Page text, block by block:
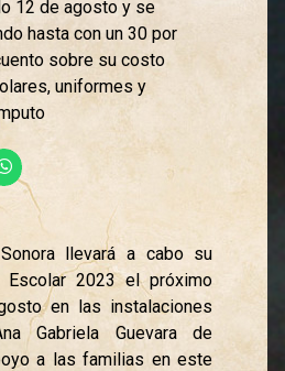
12 de agosto y se
hasta con un 30 por
sobre su costo
uniformes y
llevará a cabo su
Escolar 2023 el próximo
en las instalaciones
Gabriela Guevara de
a las familias en este